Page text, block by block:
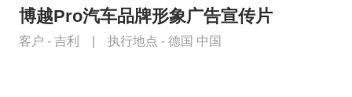
博越Pro汽车品牌形象广告宣传片
客户 - 吉利 执行地点 - 德国 中国